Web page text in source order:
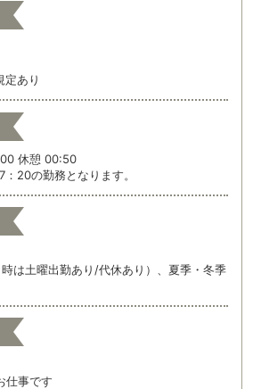
定あり
休憩 00:50
20の勤務となります。
は土曜出勤あり/代休あり）、夏季・冬季
仕事です